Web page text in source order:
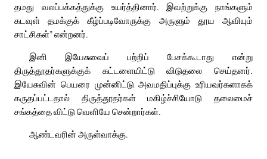
தமது வலப்பக்கத்துக்கு உயர்த்தினார். இவற்றுக்கு நாங்களும்
கடவுள் தமக்குக் கீழ்ப்படிவோருக்கு அருளும் தூய ஆவியும்
சாட்சிகள்” என்றனர்.
இனி இயேசுவைப் பற்றிப் பேசக்கூடாது என்று
திருத்தூதர்களுக்குக் கட்டளையிட்டு விடுதலை செய்தனர்.
இயேசுவின் பெயரை முன்னிட்டு அவமதிப்புக்கு உரியவர்களாகக்
கருதப்பட்டதால் திருத்தூதர்கள் மகிழ்ச்சியோடு தலைமைச்
சங்கத்தை விட்டு வெளியே சென்றார்கள்.
ஆண்டவரின் அருள்வாக்கு.